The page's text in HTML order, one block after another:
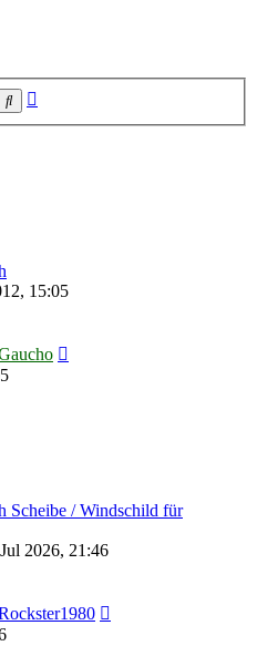
Suche
15:05
Scheibe / Windschild für
2026, 21:46